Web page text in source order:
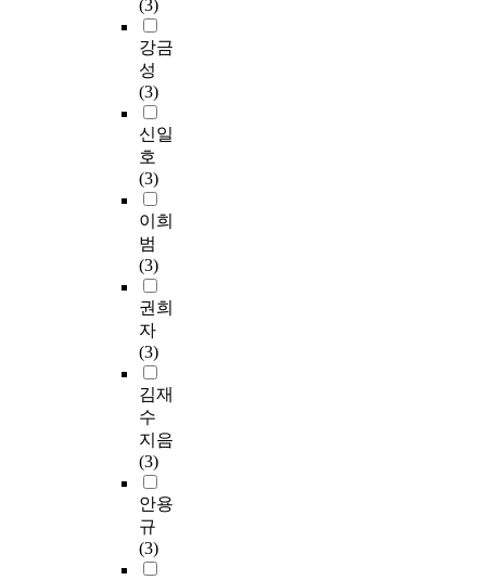
(3)
강금
성
(3)
신일
호
(3)
이희
범
(3)
권희
자
(3)
김재
수
지음
(3)
안용
규
(3)